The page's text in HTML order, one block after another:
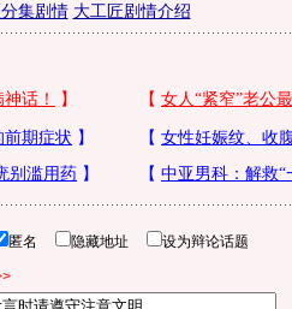
集剧情 大工匠剧情介绍
匿名 隐藏地址 设为辩论话题